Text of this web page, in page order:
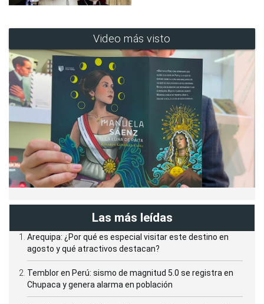
Video más visto
Las más leídas
Arequipa: ¿Por qué es especial visitar este destino en
agosto y qué atractivos destacan?
Temblor en Perú: sismo de magnitud 5.0 se registra en
Chupaca y genera alarma en población